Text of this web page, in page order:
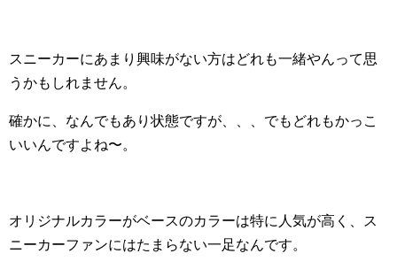
スニーカーにあまり興味がない方はどれも一緒やんって思
うかもしれません。
確かに、なんでもあり状態ですが、、、でもどれもかっこ
いいんですよね〜。
オリジナルカラーがベースのカラーは特に人気が高く、ス
ニーカーファンにはたまらない一足なんです。